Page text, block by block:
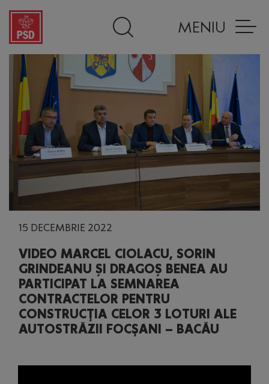
MENIU
15 DECEMBRIE 2022
VIDEO MARCEL CIOLACU, SORIN
GRINDEANU ȘI DRAGOȘ BENEA AU
PARTICIPAT LA SEMNAREA
CONTRACTELOR PENTRU
CONSTRUCŢIA CELOR 3 LOTURI ALE
AUTOSTRĂZII FOCŞANI – BACĂU